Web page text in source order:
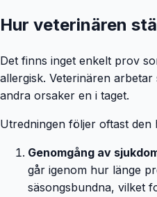
Hur veterinären
Det finns inget enkelt prov
allergisk. Veterinären
andra orsaker en i taget.
Utredningen följer oftast den
Genomgång av
går igenom hur länge
säsongsbundna, vilket